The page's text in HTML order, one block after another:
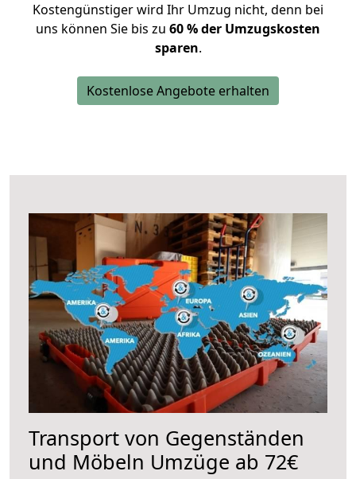
Kostengünstiger wird Ihr Umzug nicht, denn bei
uns können Sie bis zu 60 % der Umzugskosten
sparen.
Kostenlose Angebote erhalten
Transport von Gegenständen
und Möbeln Umzüge ab 72€